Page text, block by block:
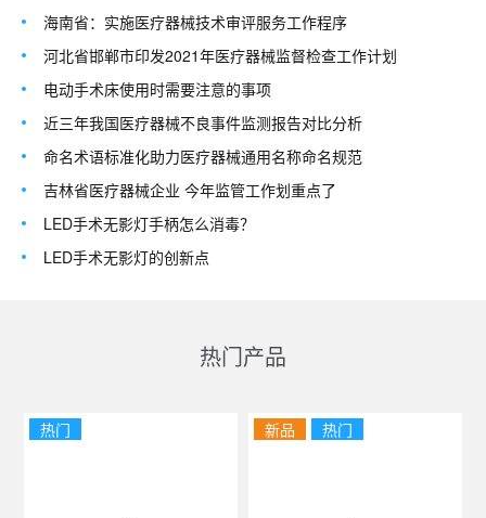
海南省：​实施医疗器械技术审评服务工作程序
河北省邯郸市印发2021年医疗器械监督检查工作计划
电动手术床使用时需要注意的事项
近三年我国医疗器械不良事件监测报告对比分析
命名术语标准化助力医疗器械通用名称命名规范
吉林省医疗器械企业 今年监管工作划重点了
LED手术无影灯手柄怎么消毒？
LED手术无影灯的创新点
热门产品
热门 新品 热门